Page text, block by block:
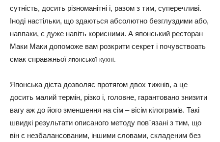
сутність, досить різноманітні і, разом з тим, суперечливі.
Іноді настільки, що здаються абсолютно безглуздими або,
навпаки, є дуже навіть корисними. А японський ресторан
Маки Маки допоможе вам розкрити секрет і почувствоать
смак справжньої японської кухні.
Японська дієта дозволяє протягом двох тижнів, а це
досить малий термін, різко і, головне, гарантовано знизити
вагу аж до його зменшення на сім – вісім кілограмів. Такі
швидкі результати описаного методу пов`язані з тим, що
він є незбалансованим, іншими словами, складеним без